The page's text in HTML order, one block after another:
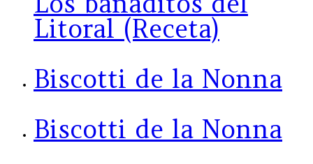
Litoral (Receta)
Biscotti de la Nonna
Biscotti de la Nonna